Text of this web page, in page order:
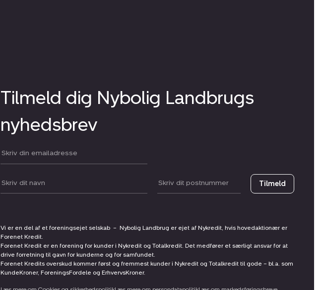
Tilmeld dig Nybolig Landbrugs
nyhedsbrev
Din email:
Dit navn: Postnummer Tilmeld
Vi er en del af et foreningsejet selskab – Nybolig Landbrug er ejet af Nykredit, hvis hovedaktionær er
Forenet Kredit.
Forenet Kredit er en forening for kunder i Nykredit og Totalkredit. Det medfører et særligt ansvar for at
drive forretning til gavn for kunderne og for samfundet.
Forenet Kredits overskud kommer først og fremmest kunder i Nykredit og Totalkredit til gode – bl.a. som
KundeKroner, ForeningsFordele og ErhvervsKroner.